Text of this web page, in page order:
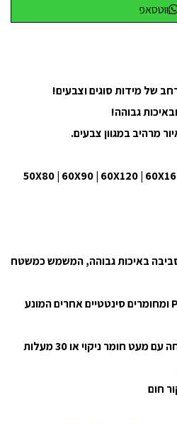
ווטסאפ
של מידות סוגים וצבעים!
גבוהה!
מרהיב במגוון צבעים.
באיכות גבוהה, המשמש כמשטח
: גומי טבעי נקי מPVC ומחומרים סינטטיים אחרים המונע
: לנגב במטלית לחה עם מעט חומר ניקוי או 30 מעלות
חום